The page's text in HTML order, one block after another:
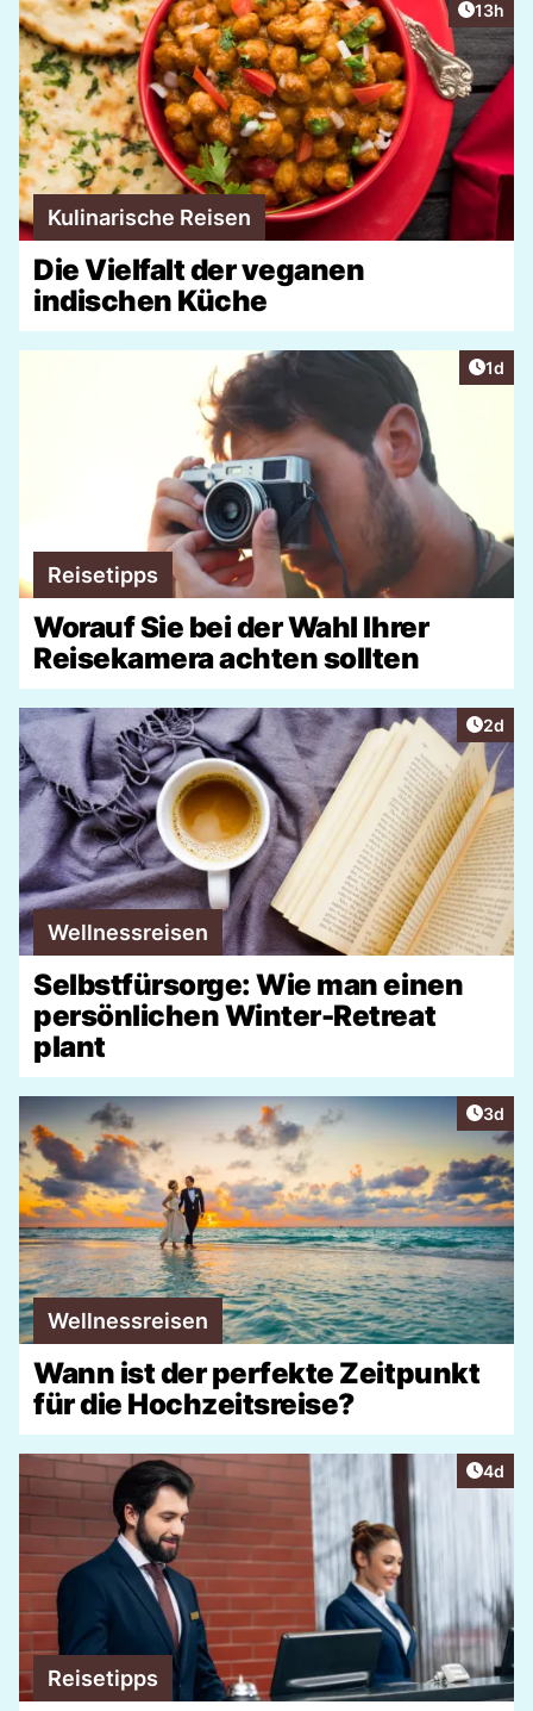
Artikel
13h
Kulinarische Reisen
Die Vielfalt der veganen
indischen Küche
1d
Reisetipps
Worauf Sie bei der Wahl Ihrer
Reisekamera achten sollten
2d
Wellnessreisen
Selbstfürsorge: Wie man einen
persönlichen Winter-Retreat
plant
3d
Wellnessreisen
Wann ist der perfekte Zeitpunkt
für die Hochzeitsreise?
4d
Reisetipps